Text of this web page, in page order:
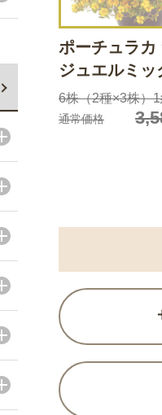
ポーチュラカ
ジュエルミッ
6株（2種×3株）
通常価格